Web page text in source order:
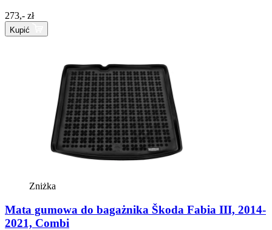
273,- zł
Kupić
Zniżka
Mata gumowa do bagażnika Škoda Fabia III, 2014-
2021, Combi